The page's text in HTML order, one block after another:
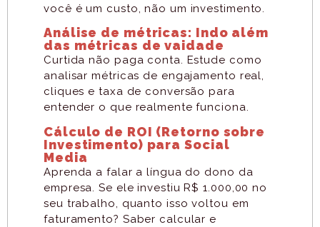
você é um custo, não um investimento.
Análise de métricas: Indo além
das métricas de vaidade
Curtida não paga conta. Estude como
analisar métricas de engajamento real,
cliques e taxa de conversão para
entender o que realmente funciona.
Cálculo de ROI (Retorno sobre
Investimento) para Social
Media
Aprenda a falar a língua do dono da
empresa. Se ele investiu R$ 1.000,00 no
seu trabalho, quanto isso voltou em
faturamento? Saber calcular e